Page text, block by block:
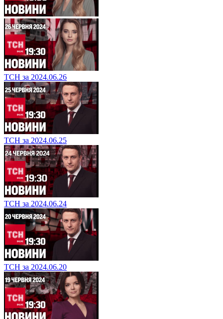
ТСН за 2024.06.26
ТСН за 2024.06.25
ТСН за 2024.06.24
ТСН за 2024.06.20